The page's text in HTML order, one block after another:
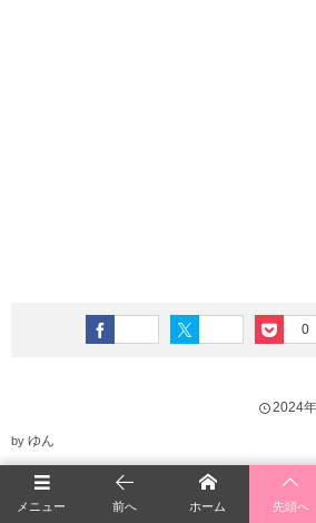
0
2024
by ゆん
CATEGORY :
深谷
メニュー
前へ ホーム 先頭へ